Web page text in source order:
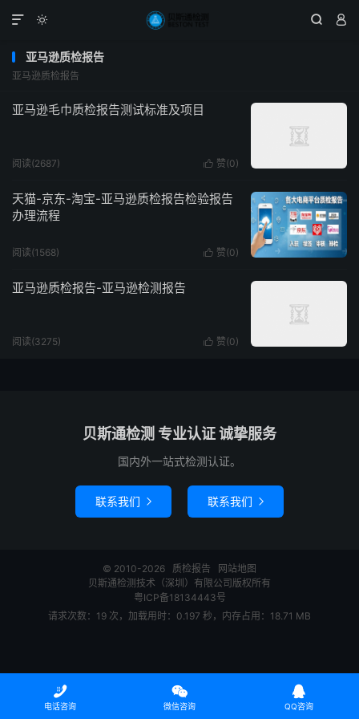
  

亚马逊质检报告
亚马逊质检报告
亚马逊毛巾质检报告测试标准及项目
 赞(0)
阅读(2687)
天猫-京东-淘宝-亚马逊质检报告检验报告
办理流程
 赞(0)
阅读(1568)
亚马逊质检报告-亚马逊检测报告
 赞(0)
阅读(3275)
贝斯通检测 专业认证 诚挚服务
国内外一站式检测认证。
联系我们  联系我们 
© 2010-2026 质检报告
网站地图
贝斯通检测技术（深圳）有限公司版权所有
粤ICP备18134443号
请求次数：19 次，加载用时：0.197 秒，内存占用：18.71 MB

电话咨询

微信咨询

QQ咨询